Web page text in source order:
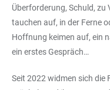
Überforderung, Schuld,
tauchen auf, in der Ferne
Hoffnung keimen auf, ein
ein erstes Gespräch…
Seit 2022 widmen sich die